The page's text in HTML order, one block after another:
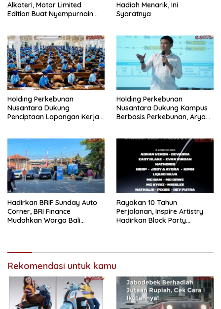
Alkateri, Motor Limited
Edition Buat Nyempurnain
Hadiah Menarik, Ini
Syaratnya
Holding Perkebunan
Nusantara Dukung
Penciptaan Lapangan Kerja,
Holding Perkebunan
Nusantara Dukung Kampus
Berbasis Perkebunan, Arya
Pertama Magister ITSI
Hadirkan BRIF Sunday Auto
Corner, BRI Finance
Mudahkan Warga Bali
Rayakan 10 Tahun
Perjalanan, Inspire Artistry
Hadirkan Block Party
Rekomendasi untuk kamu